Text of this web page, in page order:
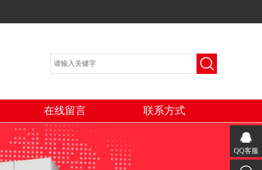
在线留言 联系方式
QQ客服